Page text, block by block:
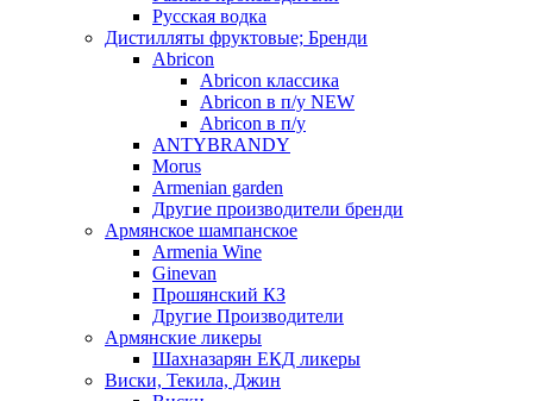
Русская водка
Дистилляты фруктовые; Бренди
Abricon
Abricon классика
Abricon в п/у NEW
Abricon в п/у
ANTYBRANDY
Morus
Armenian garden
Другие производители бренди
Армянское шампанское
Armenia Wine
Ginevan
Прошянский КЗ
Другие Производители
Армянские ликеры
Шахназарян ЕКД ликеры
Виски, Текила, Джин